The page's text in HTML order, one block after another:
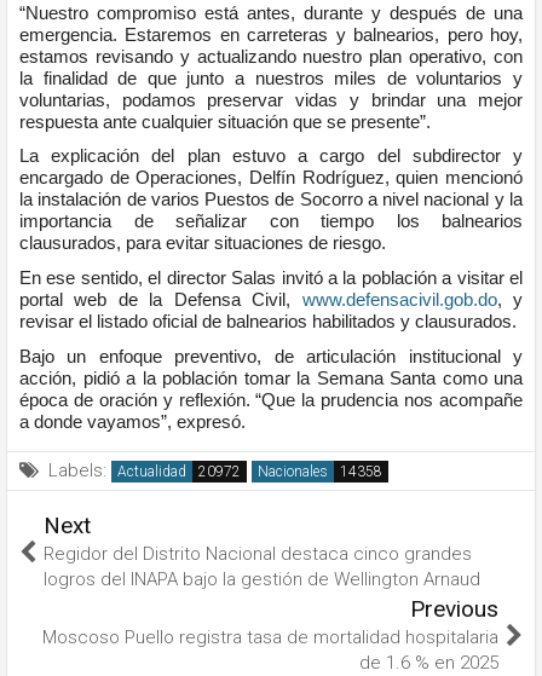
“Nuestro compromiso está antes, durante y después de una
emergencia. Estaremos en carreteras y balnearios, pero hoy,
estamos revisando y actualizando nuestro plan operativo, con
la finalidad de que junto a nuestros miles de voluntarios y
voluntarias, podamos preservar vidas y brindar una mejor
respuesta ante cualquier situación que se presente”.
La explicación del plan estuvo a cargo del subdirector y
encargado de Operaciones, Delfín Rodríguez, quien mencionó
la instalación de varios Puestos de Socorro a nivel nacional y la
importancia de señalizar con tiempo los balnearios
clausurados, para evitar situaciones de riesgo.
En ese sentido, el director Salas invitó a la población a visitar el
portal web de la Defensa Civil, www.defensacivil.gob.do, y
revisar el listado oficial de balnearios habilitados y clausurados.
Bajo un enfoque preventivo, de articulación institucional y
acción, pidió a la población tomar la Semana Santa como una
época de oración y reflexión. “Que la prudencia nos acompañe
a donde vayamos”, expresó.
Labels: Actualidad Nacionales
Next
Regidor del Distrito Nacional destaca cinco grandes
logros del INAPA bajo la gestión de Wellington Arnaud
Previous
Moscoso Puello registra tasa de mortalidad hospitalaria
de 1.6 % en 2025